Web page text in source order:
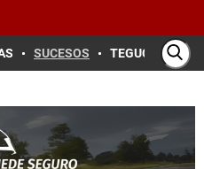
SUCESOS TEGUCIGALPA